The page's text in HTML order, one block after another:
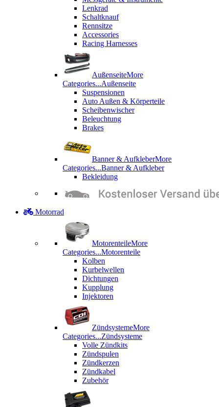
Lenkrad
Schaltknauf
Rennsitze
Accessories
Racing Harnesses
AußenseiteMore
Categories...Außenseite
Suspensionen
Auto Außen & Körperteile
Scheibenwischer
Beleuchtung
Brakes
Banner & AufkleberMore
Categories...Banner & Aufkleber
Bekleidung
Motorrad
MotorenteileMore
Categories...Motorenteile
Kolben
Kurbelwellen
Dichtungen
Kupplung
Injektoren
ZündsystemeMore
Categories...Zündsysteme
Volle Zündkits
Zündspulen
Zündkerzen
Zündkabel
Zubehör